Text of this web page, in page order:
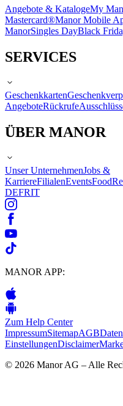
Angebote & KatalogeMy
Mastercard®Manor Mobile
ManorSingles DayBlack
SERVICES
Geschenkkarten
AngeboteRückrufe
ÜBER MANOR
Unser UnternehmenJobs &
KarriereFilialenEventsFood
DEFRIT
MANOR APP:
Zum Help Center
ImpressumSitemapAGB
EinstellungenDisclaimer
© 2026 Manor AG – Alle